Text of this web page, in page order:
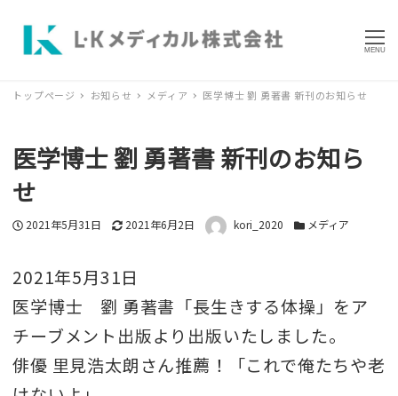
MENU
トップページ お知らせ メディア 医学博士 劉 勇著書 新刊のお知らせ
医学博士 劉 勇著書 新刊のお知ら
せ
投稿日
2021年5月31日 更新日
2021年6月2日 著者 kori_2020 カテゴリー
メディア
2021年5月31日
医学博士 劉 勇著書「長生きする体操」をア
チーブメント出版より出版いたしました。
俳優 里見浩太朗さん推薦！「これで俺たちや老